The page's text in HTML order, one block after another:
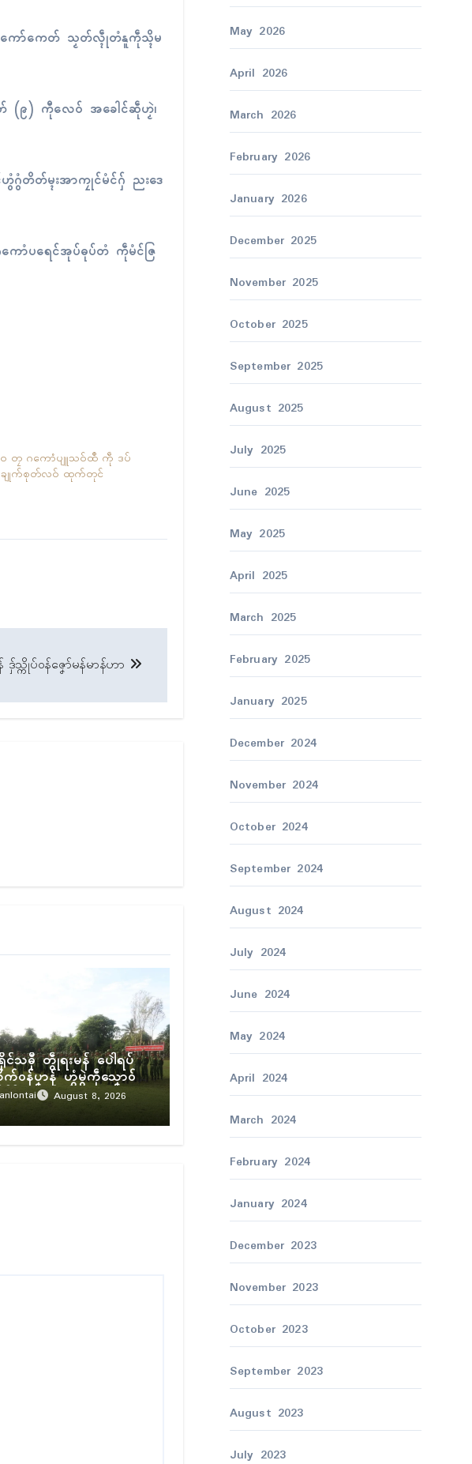
ကော်ကေတ် သၟတ်လ္ၚဵုတံနူကဵုသ္ၚိမ
(၉) ကီုလေဝ် အခေါၚ်ဆဵုဟၟဲ၊
ဂွံတိတ်မ္ၚးအာကၠုၚ်မံၚ်ဂှ် ညးဒေ
ာံပရေၚ်အုပ်ဓုပ်တံ ကဵုမံၚ်ဇြ
တၠ ဂကောံပျူသဝ်ထဳ ကဵု ဒပ်
ချုက်စုတ်လဝ် ထုက်တုၚ်
သ္ကိုပ်ဝန်ဇၞော်မန်မာန်ဟာ
ၚ်သဓီု တွဵုရးမန် ပေါဲရပ်
ဝန်ပၞာန် ဟွံမွဲကဵုသၞောဝ်
ရီု ဟွံမွဲဒှ်မံၚ်August 8, 2026
May 2026
April 2026
March 2026
February 2026
January 2026
December 2025
November 2025
October 2025
September 2025
August 2025
July 2025
June 2025
May 2025
April 2025
March 2025
February 2025
January 2025
December 2024
November 2024
October 2024
September 2024
August 2024
July 2024
June 2024
May 2024
April 2024
March 2024
February 2024
January 2024
December 2023
November 2023
October 2023
September 2023
August 2023
July 2023